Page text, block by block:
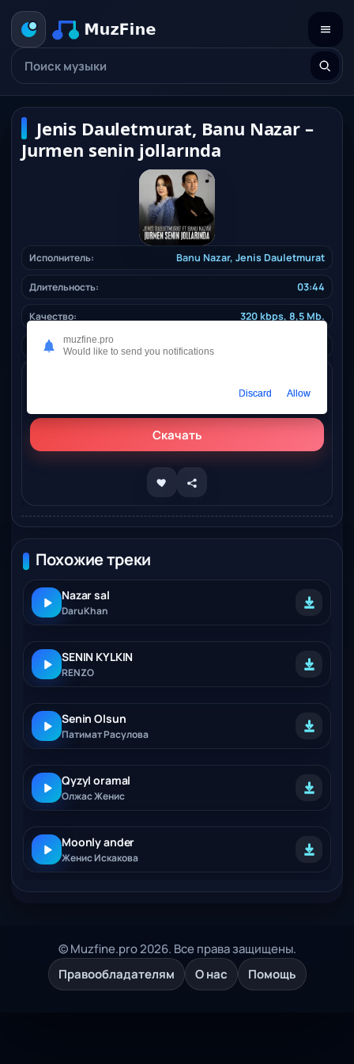
Jenis Dauletmurat, Banu Nazar –
Jurmen senin jollarında
Исполнитель: Banu Nazar, Jenis Dauletmurat
Длительность: 03:44
Качество: 320 kbps, 8,5 Mb.
Жанр:
Jenis Dauletmurat, Banu Nazar – Jurmen senin jollarında
Скачать
Похожие треки
Nazar sal
DaruKhan
SENIN KYLKIN
RENZO
Senin Olsun
Патимат Расулова
Qyzyl oramal
Олжас Женис
Moonly ander
Женис Искакова
© Muzfine.pro 2026. Все права защищены.
Правообладателям
О нас Помощь
muzfine.pro
Would like to send you notifications
Discard Allow